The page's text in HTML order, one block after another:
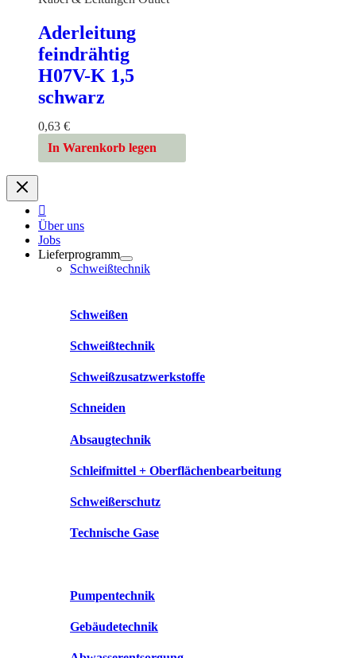
Aderleitung
feindrähtig
H07V-K 1,5
schwarz
0,63 €
In Warenkorb legen
Über uns
Jobs
Lieferprogramm
Schweißtechnik
Schweißen
Schweißtechnik
Schweißzusatzwerkstoffe
Schneiden
Absaugtechnik
Schleifmittel + Oberflächenbearbeitung
Schweißerschutz
Technische Gase
Pumpentechnik
Gebäudetechnik